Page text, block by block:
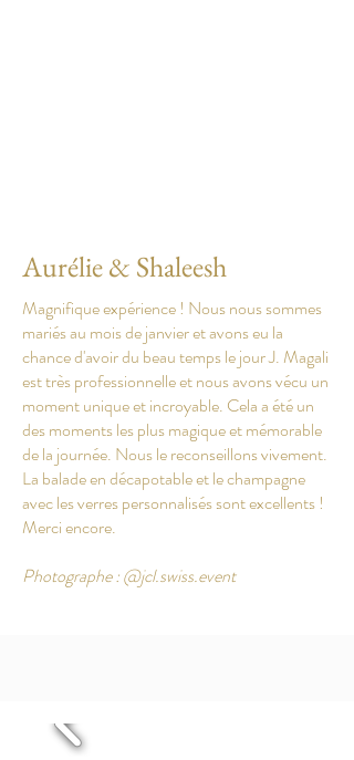
Aurélie & Shaleesh
Magnifique expérience ! Nous nous sommes
mariés au mois de janvier et avons eu la
chance d'avoir du beau temps le jour J. Magali
est très professionnelle et nous avons vécu un
moment unique et incroyable. Cela a été un
des moments les plus magique et mémorable
de la journée. Nous le reconseillons vivement.
La balade en décapotable et le champagne
avec les verres personnalisés sont excellents !
Merci encore.
Photographe : @jcl.swiss.event